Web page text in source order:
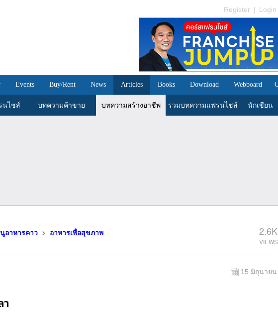
Register | Login
Events Buy/Rent News Articles Books Download Webboard
นไชส์ บทความค้าขาย บทความสร้างอาชีพ รวมบทความแฟรนไชส์ นักเขียน
นูอาหารคาว อาหารเพื่อสุขภาพ 2.6K
15 มิถุนายน